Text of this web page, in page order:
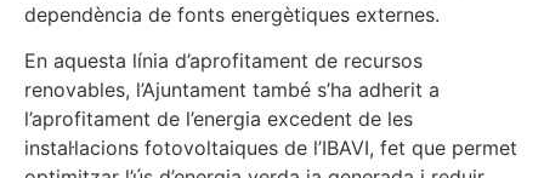
dependència de fonts energètiques externes.
En aquesta línia d’aprofitament de recursos
renovables, l’Ajuntament també s’ha adherit a
l’aprofitament de l’energia excedent de les
instal·lacions fotovoltaiques de l’IBAVI, fet que permet